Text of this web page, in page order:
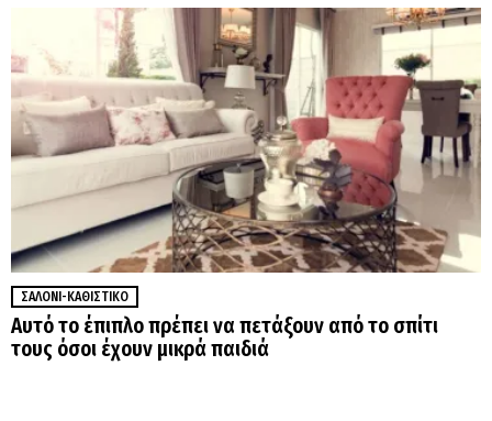
ΣΑΛΌΝΙ-ΚΑΘΙΣΤΙΚΌ
Αυτό το έπιπλο πρέπει να πετάξουν από το σπίτι
τους όσοι έχουν μικρά παιδιά